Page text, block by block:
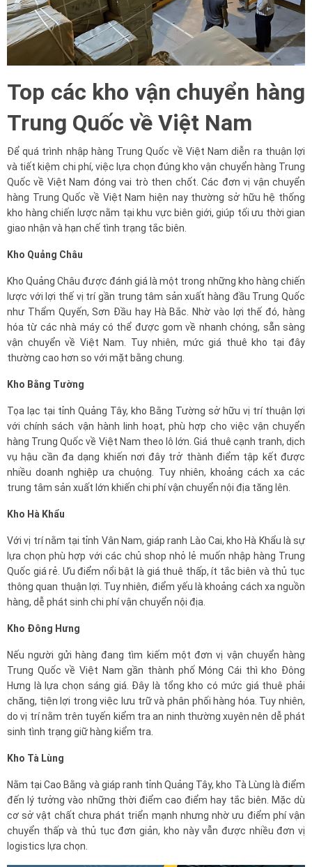
Top các kho vận chuyển hàng
Trung Quốc về Việt Nam
Để quá trình nhập hàng Trung Quốc về Việt Nam diễn ra thuận lợi
và tiết kiệm chi phí, việc lựa chọn đúng kho vận chuyển hàng Trung
Quốc về Việt Nam đóng vai trò then chốt. Các đơn vị vận chuyển
hàng Trung Quốc về Việt Nam hiện nay thường sở hữu hệ thống
kho hàng chiến lược nằm tại khu vực biên giới, giúp tối ưu thời gian
giao nhận và hạn chế tình trạng tắc biên.
Kho Quảng Châu
Kho Quảng Châu được đánh giá là một trong những kho hàng chiến
lược với lợi thế vị trí gần trung tâm sản xuất hàng đầu Trung Quốc
như Thẩm Quyến, Sơn Đầu hay Hà Bắc. Nhờ vào lợi thế đó, hàng
hóa từ các nhà máy có thể được gom về nhanh chóng, sẵn sàng
vận chuyển về Việt Nam. Tuy nhiên, mức giá thuê kho tại đây
thường cao hơn so với mặt bằng chung.
Kho Bằng Tường
Tọa lạc tại tỉnh Quảng Tây, kho Bằng Tường sở hữu vị trí thuận lợi
với chính sách vận hành linh hoạt, phù hợp cho việc vận chuyển
hàng Trung Quốc về Việt Nam theo lô lớn. Giá thuê cạnh tranh, dịch
vụ hậu cần đa dạng khiến nơi đây trở thành điểm tập kết được
nhiều doanh nghiệp ưa chuộng. Tuy nhiên, khoảng cách xa các
trung tâm sản xuất lớn khiến chi phí vận chuyển nội địa tăng lên.
Kho Hà Khẩu
Với vị trí nằm tại tỉnh Vân Nam, giáp ranh Lào Cai, kho Hà Khẩu là sự
lựa chọn phù hợp với các chủ shop nhỏ lẻ muốn nhập hàng Trung
Quốc giá rẻ. Ưu điểm nổi bật là giá thuê thấp, ít tắc biên và thủ tục
thông quan thuận lợi. Tuy nhiên, điểm yếu là khoảng cách xa nguồn
hàng, dễ phát sinh chi phí vận chuyển nội địa.
Kho Đông Hưng
Nếu người gửi hàng đang tìm kiếm một đơn vị vận chuyển hàng
Trung Quốc về Việt Nam gần thành phố Móng Cái thì kho Đông
Hưng là lựa chọn sáng giá. Đây là tổng kho có mức giá thuê phải
chăng, tiện lợi trong việc lưu trữ và phân phối hàng hóa. Tuy nhiên,
do vị trí nằm trên tuyến kiểm tra an ninh thường xuyên nên dễ phát
sinh tình trạng giữ hàng kiểm tra.
Kho Tà Lùng
Nằm tại Cao Bằng và giáp ranh tỉnh Quảng Tây, kho Tà Lùng là điểm
đến lý tưởng vào những thời điểm cao điểm hay tắc biên. Mặc dù
cơ sở vật chất chưa phát triển mạnh nhưng nhờ ưu điểm phí vận
chuyển thấp và thủ tục đơn giản, kho này vẫn được nhiều đơn vị
logistics lựa chọn.